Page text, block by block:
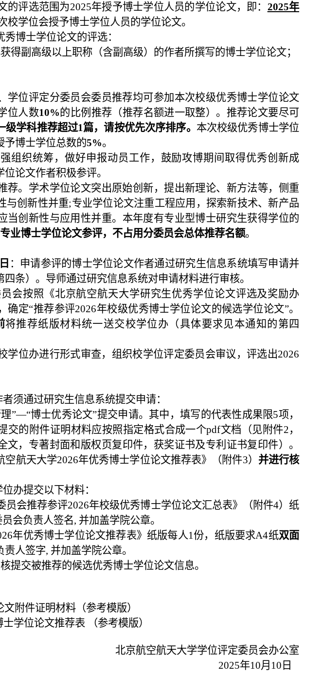
的评选范围为2025年授予博士学位人员的学位论文，即： 2025年
校学位会授予博士学位人员的学位论文。
博士学位论文的评选：
得副高级以上职称（含副高级）的作者所撰写的博士学位论文；
学位评定分委员会委员推荐均可参加本次校级优秀博士学位论文
位人数10%的比例推荐（推荐名额进一取整）。推荐论文要尽可
级学科推荐超过1篇，请按优先次序排序。 本次校级优秀博士学位
予博士学位总数的5%。
组织统筹，做好申报动员工作，鼓励攻博期间取得优秀创新成
论文作者积极参评。
荐。学术学位论文突出原始创新，提出新理论、新方法等，侧重
与创新性并重;专业学位论文注重工程应用，探索新技术、新产品
当创新性与应用性并重。本年度有专业型博士研究生获得学位的
业博士学位论文参评，不占用分委员会总体推荐名额。
日 ：申请参评的博士学位论文作者通过研究生信息系统填写申请并
条）。导师通过研究信息系统对申请材料进行审核。
员会按照《北京航空航天大学研究生优秀学位论文评选及奖励办
定“推荐参评2026年校级优秀博士学位论文的候选学位论文”。
将推荐纸版材料统一送交校学位办（具体要求见本通知的第四
学位办进行形式审查，组织校学位评定委员会审议，评选出2026
须通过研究生信息系统提交申请：
”—“博士优秀论文”提交申请。其中，填写的代表性成果限5项，
交的附件证明材料应按照指定格式合成一个pdf文档（见附件2，
文，专著封面和版权页复印件，获奖证书及专利证书复印件）。
航天大学2026年优秀博士学位论文推荐表》（附件3） 并进行核
办提交以下材料：
员会推荐参评2026年校级优秀博士学位论文汇总表》（附件4）纸
会负责人签名, 并加盖学院公章。
年优秀博士学位论文推荐表》纸版每人1份，纸版要求A4纸双面
人签字, 并加盖学院公章。
提交被推荐的候选优秀博士学位论文信息。
附件证明材料（参考模版）
学位论文推荐表 （参考模版）
北京航空航天大学学位评定委员会办公室
2025年10月10日